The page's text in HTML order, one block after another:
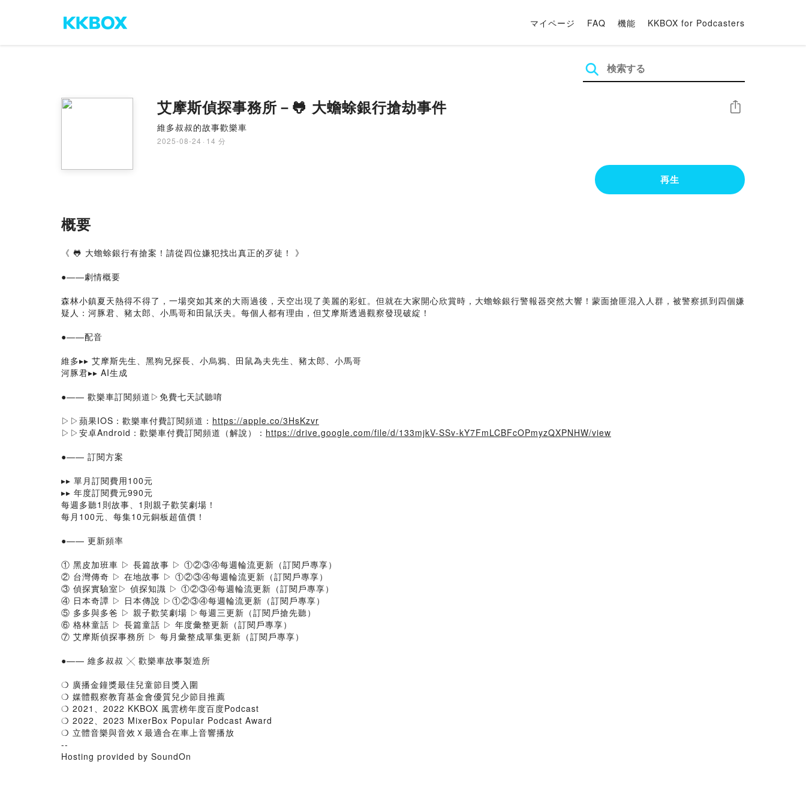
マイページ FAQ 機能 KKBOX for Podcasters
艾摩斯偵探事務所－🐸 大蟾蜍銀行搶劫事件
維多叔叔的故事歡樂車
2025-08-24 · 14 分
シェア
再生
概要
《 🐸 大蟾蜍銀行有搶案！請從四位嫌犯找出真正的歹徒！ 》
●——劇情概要
森林小鎮夏天熱得不得了，一場突如其來的大雨過後，天空出現了美麗的彩虹。但就在大家開心欣賞時，大蟾蜍銀行警報器突然大響！蒙面搶匪混入人群，被警察抓到四個嫌
疑人：河豚君、豬太郎、小馬哥和田鼠沃夫。每個人都有理由，但艾摩斯透過觀察發現破綻！
●——配音
維多▸▸ 艾摩斯先生、黑狗兄探長、小烏鴉、田鼠為夫先生、豬太郎、小馬哥
河豚君▸▸ AI生成
●—— 歡樂車訂閱頻道▷免費七天試聽唷
▷▷蘋果IOS：歡樂車付費訂閱頻道： https://apple.co/3HsKzvr
▷▷安卓Android：歡樂車付費訂閱頻道（解說）： https://drive.google.com/file/d/133mjkV-SSv-kY7FmLCBFcOPmyzQXPNHW/view
●—— 訂閱方案
▸▸ 單月訂閱費用100元
▸▸ 年度訂閱費元990元
每週多聽1則故事、1則親子歡笑劇場！
每月100元、每集10元銅板超值價！
●—— 更新頻率
① 黑皮加班車 ▷ 長篇故事 ▷ ①②③④每週輪流更新（訂閱戶專享）
② 台灣傳奇 ▷ 在地故事 ▷ ①②③④每週輪流更新（訂閱戶專享）
③ 偵探實驗室▷ 偵探知識 ▷ ①②③④每週輪流更新（訂閱戶專享）
④ 日本奇譚 ▷ 日本傳說 ▷①②③④每週輪流更新（訂閱戶專享）
⑤ 多多與多爸 ▷ 親子歡笑劇場 ▷每週三更新（訂閱戶搶先聽）
⑥ 格林童話 ▷ 長篇童話 ▷ 年度彙整更新（訂閱戶專享）
⑦ 艾摩斯偵探事務所 ▷ 每月彙整成單集更新（訂閱戶專享）
●—— 維多叔叔 ╳ 歡樂車故事製造所
❍ 廣播金鐘獎最佳兒童節目獎入圍
❍ 媒體觀察教育基金會優質兒少節目推薦
❍ 2021、2022 KKBOX 風雲榜年度百度Podcast
❍ 2022、2023 MixerBox Popular Podcast Award
❍ 立體音樂與音效Ｘ最適合在車上音響播放
--
Hosting provided by SoundOn